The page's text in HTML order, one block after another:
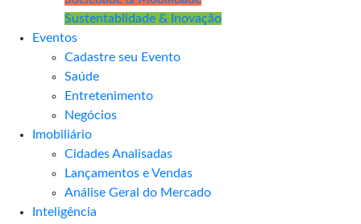
Sustentablidade & Inovação
Eventos
Cadastre seu Evento
Saúde
Entretenimento
Negócios
Imobiliário
Cidades Analisadas
Lançamentos e Vendas
Análise Geral do Mercado
Inteligência